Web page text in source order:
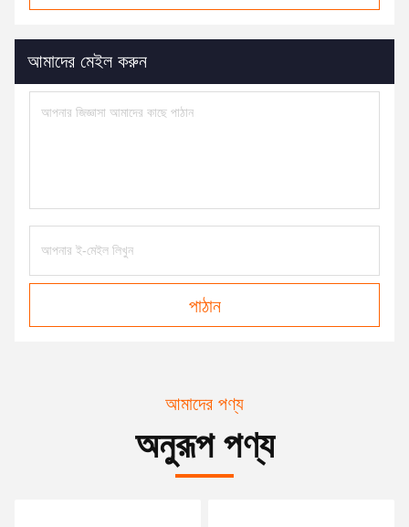
আমাদের মেইল করুন
পাঠান
আমাদের পণ্য
অনুরূপ পণ্য